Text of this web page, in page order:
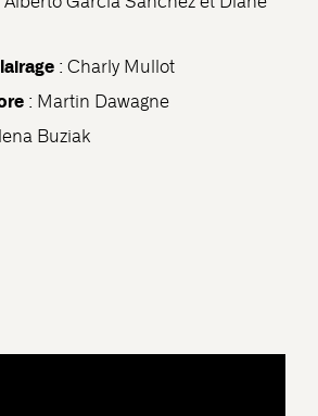
: Charly Mullot
: Martin Dawagne
Buziak